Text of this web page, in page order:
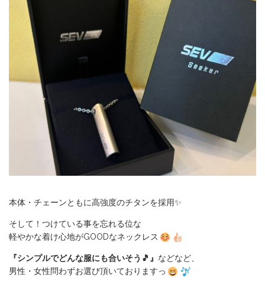
本体・チェーンともに高強度のチタンを採用✨
そして！つけている事を忘れる位な
軽やかな着け心地がGOODなネックレス
『シンプルでどんな服にも合いそう🎵』 などなど、
男性・女性問わずお選び頂いておりますっ